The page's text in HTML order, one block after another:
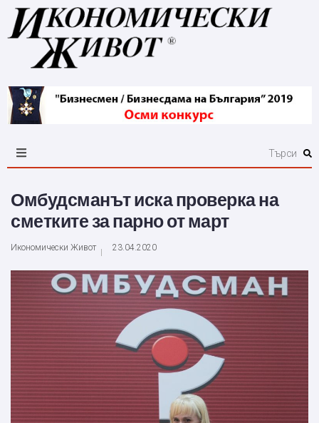
Омбудсманът иска проверка на
сметките за парно от март
Икономически Живот 23.04.2020